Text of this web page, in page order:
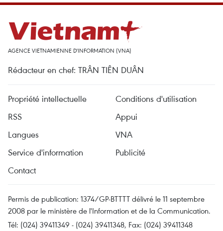
AGENCE VIETNAMIENNE D'INFORMATION (VNA)
Rédacteur en chef: TRÂN TIÊN DUÂN
Propriété intellectuelle
Conditions d'utilisation
RSS
Appui
Langues
VNA
Service d'information
Publicité
Contact
Permis de publication: 1374/GP-BTTTT délivré le 11 septembre
2008 par le ministère de l'Information et de la Communication.
Tél: (024) 39411349 - (024) 39411348, Fax: (024) 39411348